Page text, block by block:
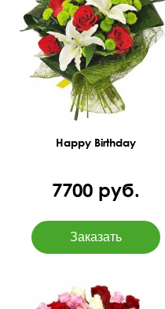
Хризантема Филин Грин,
лилия, роза, папоротник,
аспидистра, упаковка
(сизаль).
Happy Birthday
7700 руб.